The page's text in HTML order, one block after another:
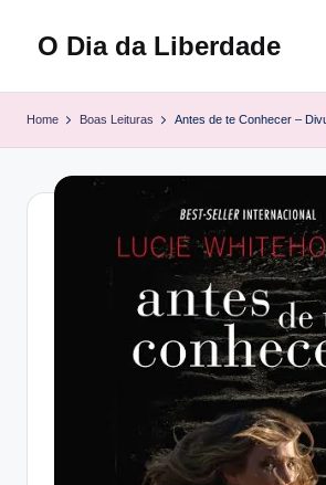
O Dia da Liberdade
Home Boas Leituras Antes de te Conhecer –